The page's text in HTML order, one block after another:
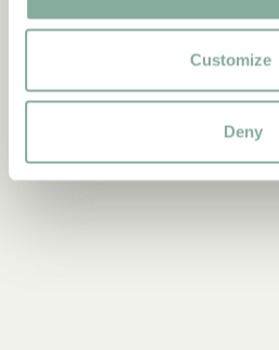
Customize
Deny